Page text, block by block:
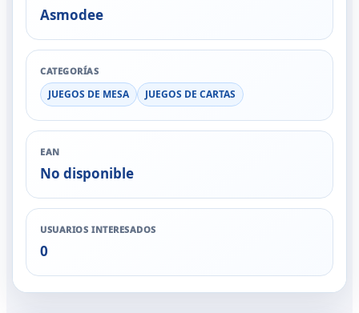
Asmodee
CATEGORÍAS
JUEGOS DE MESA JUEGOS DE CARTAS
EAN
No disponible
USUARIOS INTERESADOS
0